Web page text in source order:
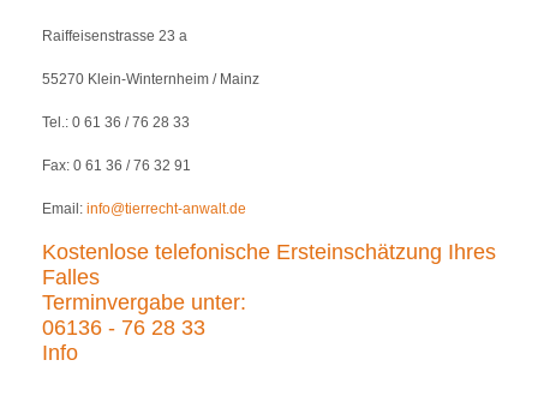
Raiffeisenstrasse 23 a
55270 Klein-Winternheim / Mainz
Tel.: 0 61 36 / 76 28 33
Fax: 0 61 36 / 76 32 91
Email: info@tierrecht-anwalt.de
Kostenlose telefonische Ersteinschätzung Ihres
Falles
Terminvergabe unter:
06136 - 76 28 33
Info